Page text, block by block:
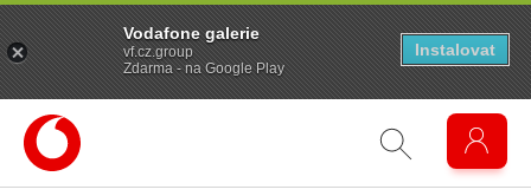
Vodafone galerie
vf.cz.group
Zdarma - na Google Play
Instalovat